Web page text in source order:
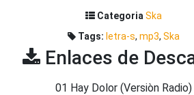
Categoria Ska
Tags: letra-s, mp3, Ska
Enlaces de
01 Hay Dolor (Versiòn Radio)